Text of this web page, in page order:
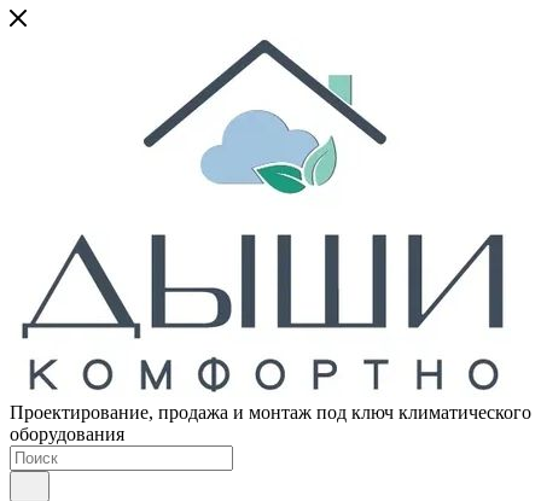
Проектирование, продажа и монтаж под ключ климатического
оборудования